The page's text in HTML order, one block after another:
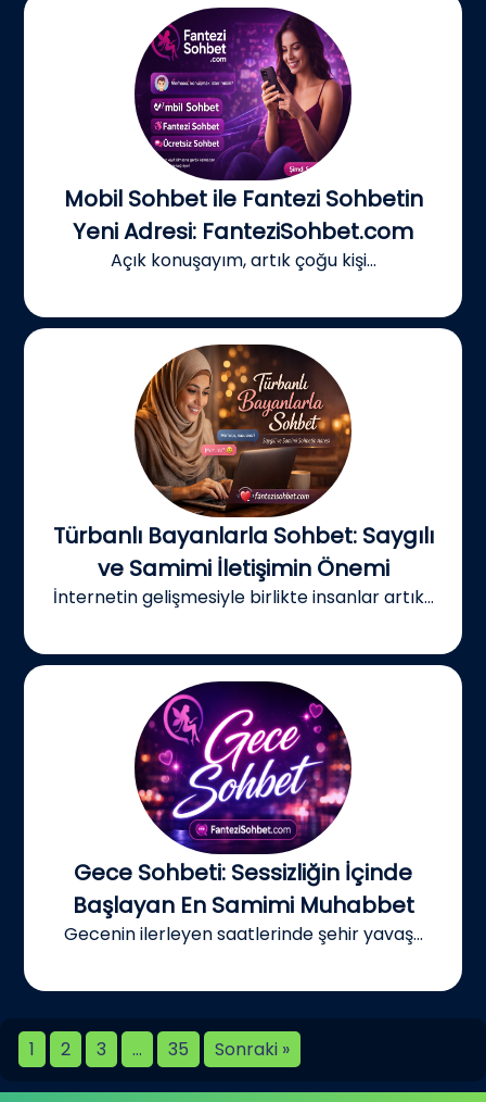
Mobil Sohbet ile Fantezi Sohbetin
Yeni Adresi: FanteziSohbet.com
Açık konuşayım, artık çoğu kişi...
Türbanlı Bayanlarla Sohbet: Saygılı
ve Samimi İletişimin Önemi
İnternetin gelişmesiyle birlikte insanlar artık...
Gece Sohbeti: Sessizliğin İçinde
Başlayan En Samimi Muhabbet
Gecenin ilerleyen saatlerinde şehir yavaş...
1 2 3 … 35 Sonraki »